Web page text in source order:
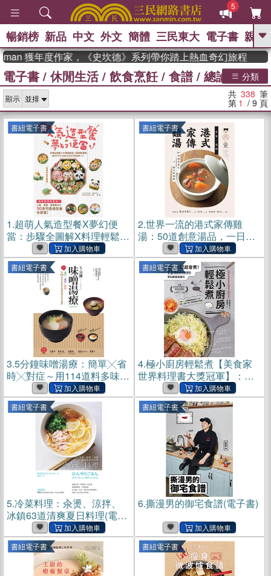
5
GO
熱搜： 東野圭吾 、 高希均教授回憶錄
、 The Odyssey 、 父親節 、 花開錦
台灣的
李登輝時代 、 數學女孩：黎曼猜想
偉大的迷走神經 、 如果歷史是一
、 臺灣漫遊錄
暢銷榜 新品 中文 外文 簡體 三民東大 電子書 親子
度作家，《史坎德》系列帶你踏上熱血奇幻旅程
電子書 / 休閒生活/ 飲食烹飪/ 食譜/ 總論 分類
顯示 共 338 筆
第 1 / 9 頁
書紐電子書
1.超萌人氣造型餐X夢幻便
當：步驟全圖解X料理輕鬆配
X圖稿照著做，讓孩子忍不住
就吃光光的可愛食譜110+(電
子書)
書紐電子書
2.世界一流的港式家傳雞
湯：50道創意湯品，一日一
湯常保健康(電子書)
書紐電子書
3.5分鐘味噌湯療：簡單╳省
時╳對症～用114道料多味美
的味噌湯喝出每日健康(電子
書)
書紐電子書
4.極小廚房輕鬆煮【美食家
世界料理書大獎冠軍】：能
開火就超會煮！73道超省時
方便的零失敗餐桌美味(電子
書)
書紐電子書
5.冷菜料理：汆燙、涼拌、
冰鎮63道清爽夏日料理(電子
書紐電子書
6.撕漫男的御宅食譜(電子書)
書紐電子書 書紐電子書